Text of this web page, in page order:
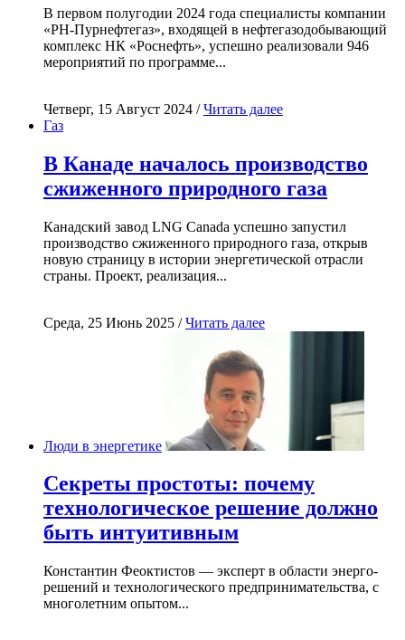
В первом полугодии 2024 года специалисты компании
«РН-Пурнефтегаз», входящей в нефтегазодобывающий
комплекс НК «Роснефть», успешно реализовали 946
мероприятий по программе...
Четверг, 15 Август 2024 /Читать далее
Газ
В Канаде началось производство
сжиженного природного газа
Канадский завод LNG Canada успешно запустил
производство сжиженного природного газа, открыв
новую страницу в истории энергетической отрасли
страны. Проект, реализация...
Среда, 25 Июнь 2025 /Читать далее
Люди в энергетике
Секреты простоты: почему
технологическое решение должно
быть интуитивным
Константин Феоктистов — эксперт в области энерго-
решений и технологического предпринимательства, с
многолетним опытом...